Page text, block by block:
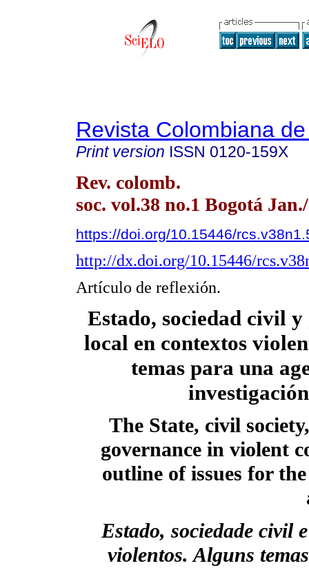
Revista Colombiana
Print version ISSN 0120-159X
Rev. colomb.
soc. vol.38 no.1 Bogotá
https://doi.org/10.15446/
http://dx.doi.org/10.15446/
Artículo de reflexión.
Estado, sociedad civil y
local en contextos
temas para una
investigación
The State, civil
governance in violent
outline of issues for
Estado, sociedade civil
violentos. Alguns